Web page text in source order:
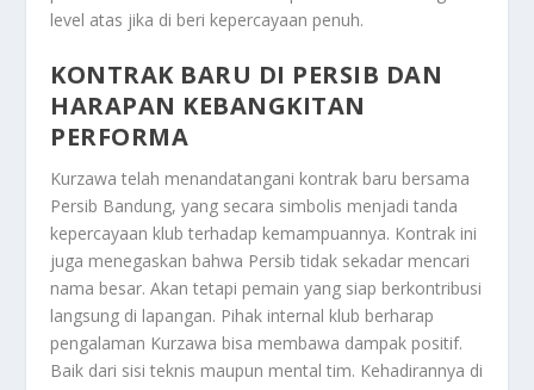
level atas jika di beri kepercayaan penuh.
KONTRAK BARU DI PERSIB DAN
HARAPAN KEBANGKITAN
PERFORMA
Kurzawa telah menandatangani kontrak baru bersama
Persib Bandung, yang secara simbolis menjadi tanda
kepercayaan klub terhadap kemampuannya. Kontrak ini
juga menegaskan bahwa Persib tidak sekadar mencari
nama besar. Akan tetapi pemain yang siap berkontribusi
langsung di lapangan. Pihak internal klub berharap
pengalaman Kurzawa bisa membawa dampak positif.
Baik dari sisi teknis maupun mental tim. Kehadirannya di